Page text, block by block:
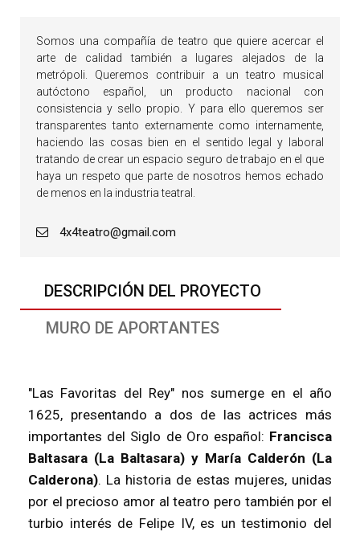
DESCRIPCIÓN DEL PROYECTO
MURO DE APORTANTES
"Las Favoritas del Rey" nos sumerge en el año
1625, presentando a dos de las actrices más
importantes del Siglo de Oro español: Francisca
Baltasara (La Baltasara) y María Calderón (La
Calderona). La historia de estas mujeres, unidas
por el precioso amor al teatro pero también por el
turbio interés de Felipe IV, es un testimonio del
Somos una compañía de teatro que quiere acercar el
arte de calidad también a lugares alejados de la
metrópoli. Queremos contribuir a un teatro musical
autóctono español, un producto nacional con
consistencia y sello propio. Y para ello queremos ser
transparentes tanto externamente como internamente,
haciendo las cosas bien en el sentido legal y laboral
tratando de crear un espacio seguro de trabajo en el que
haya un respeto que parte de nosotros hemos echado
de menos en la industria teatral.
4x4teatro@gmail.com